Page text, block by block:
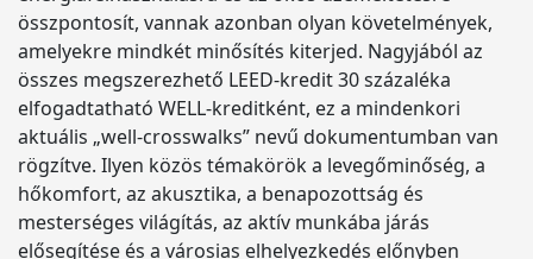
összpontosít, vannak azonban olyan követelmények,
amelyekre mindkét minősítés kiterjed. Nagyjából az
összes megszerezhető LEED-kredit 30 százaléka
elfogadtatható WELL-kreditként, ez a mindenkori
aktuális „well-crosswalks” nevű dokumentumban van
rögzítve. Ilyen közös témakörök a levegőminőség, a
hőkomfort, az akusztika, a benapozottság és
mesterséges világítás, az aktív munkába járás
elősegítése és a városias elhelyezkedés előnyben